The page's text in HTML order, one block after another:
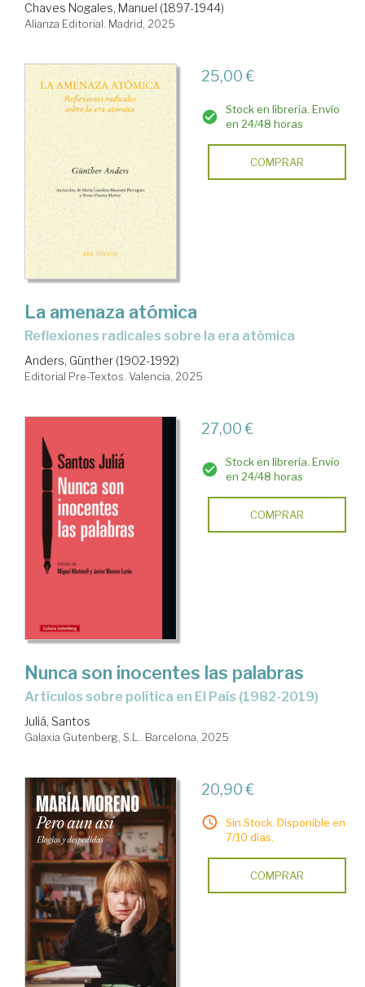
Chaves Nogales, Manuel (1897-1944)
Alianza Editorial. Madrid, 2025
25,00 €
Stock en librería. Envío
en 24/48 horas
COMPRAR
La amenaza atómica
Reflexiones radicales sobre la era atómica
Anders, Günther (1902-1992)
Editorial Pre-Textos. Valencia, 2025
27,00 €
Stock en librería. Envío
en 24/48 horas
COMPRAR
Nunca son inocentes las palabras
Artículos sobre política en El País (1982-2019)
Juliá, Santos
Galaxia Gutenberg, S.L.. Barcelona, 2025
20,90 €
Sin Stock. Disponible en
7/10 días.
COMPRAR